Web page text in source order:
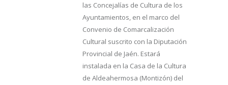
las Concejalías de Cultura de los
Ayuntamientos, en el marco del
Convenio de Comarcalización
Cultural suscrito con la Diputación
Provincial de Jaén. Estará
instalada en la Casa de la Cultura
de Aldeahermosa (Montizón) del